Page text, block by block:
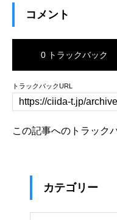
コメント
0 トラックバック
トラックバックURL
この記事へのトラック
カテゴリー